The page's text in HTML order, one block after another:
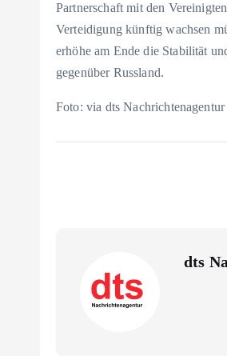
Partnerschaft mit den
Verteidigung künftig wachsen
erhöhe am Ende die Stabilität
gegenüber Russland.
Foto: via dts Nachrichtenagentur
dts